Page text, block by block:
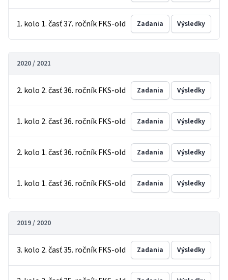
1. kolo 1. časť 37. ročník FKS-old Zadania Výsledky
2020 / 2021
2. kolo 2. časť 36. ročník FKS-old Zadania Výsledky
1. kolo 2. časť 36. ročník FKS-old Zadania Výsledky
2. kolo 1. časť 36. ročník FKS-old Zadania Výsledky
1. kolo 1. časť 36. ročník FKS-old Zadania Výsledky
2019 / 2020
3. kolo 2. časť 35. ročník FKS-old Zadania Výsledky